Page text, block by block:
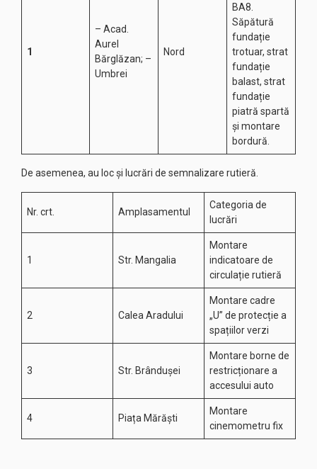
1
– Acad.
Aurel
Bărglăzan; –
Umbrei
Nord
BA8.
Săpătură
fundație
trotuar, strat
fundație
balast, strat
fundație
piatră spartă
și montare
bordură.
De asemenea, au loc și lucrări de semnalizare rutieră.
Nr. crt. Amplasamentul
Categoria de
lucrări
1 Str. Mangalia
Montare
indicatoare de
circulație rutieră
2 Calea Aradului
Montare cadre
„U” de protecție a
spațiilor verzi
3 Str. Brândușei
Montare borne de
restricționare a
accesului auto
4 Piața Mărăști
Montare
cinemometru fix